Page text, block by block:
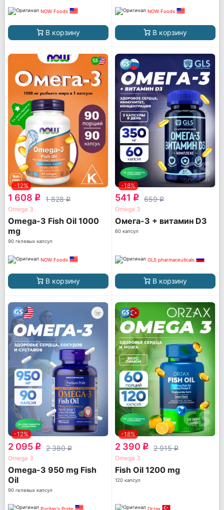
NOW Foods
В корзину
NOW Foods
В корзину
-12%
1 608 q 1 828q
Omega 3
Omega-3 Fish Oil 1000
mg
90 гелевых капсул
NOW Foods
В корзину
-18%
541 q 659q
Omega 3
Омега-3 + витамин D3
60 капсул
GLS pharmaceuticals
В корзину
-12%
2 095 q 2 380q
Omega 3
Omega-3 950 mg Fish
Oil
90 гелевых капсул
Puritan's Pride
-18%
2 390 q 2 915q
Omega 3
Fish Oil 1200 mg
120 капсул
Orzax